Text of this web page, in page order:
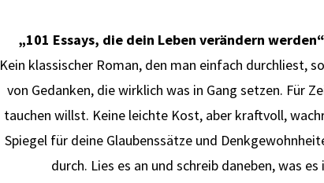
„101 Essays, die dein Leben verändern
Kein klassischer Roman, den man einfach durchliest,
von Gedanken, die wirklich was in Gang setzen. Für
tauchen willst. Keine leichte Kost, aber kraftvoll,
Spiegel für deine Glaubenssätze und
durch. Lies es an und schreib daneben, was